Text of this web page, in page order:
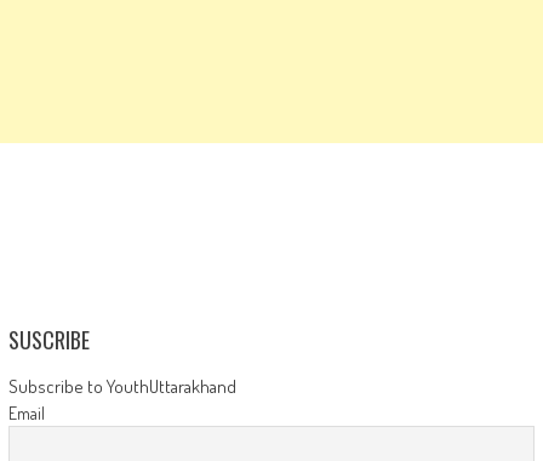
SUSCRIBE
Subscribe to YouthUttarakhand
Email